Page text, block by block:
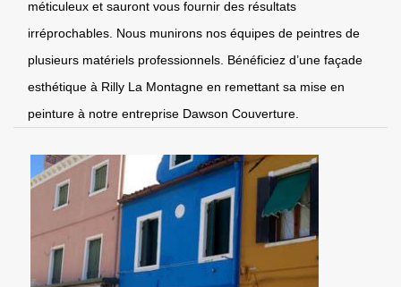
méticuleux et sauront vous fournir des résultats
irréprochables. Nous munirons nos équipes de peintres de
plusieurs matériels professionnels. Bénéficiez d’une façade
esthétique à Rilly La Montagne en remettant sa mise en
peinture à notre entreprise Dawson Couverture.